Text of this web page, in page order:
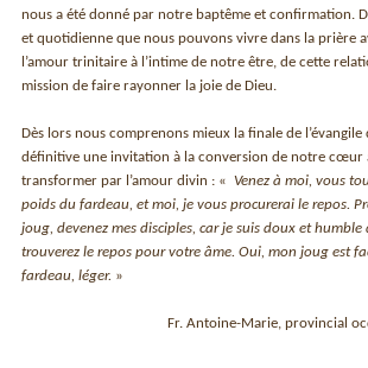
nous a été donné par notre baptême et confirmation.
et quotidienne que nous pouvons vivre dans la prière
l’amour trinitaire à l’intime de notre être, de cette
mission de faire rayonner la joie de Dieu.
Dès lors nous comprenons mieux la finale de
définitive une invitation à la conversion de notre cœur
transformer par l’amour divin : « Venez à moi, vous
poids du fardeau, et moi, je vous procurerai le repos.
joug, devenez mes disciples, car je suis doux et
trouverez le repos pour votre âme. Oui, mon joug est
fardeau, léger. »
Fr. Antoine-Marie, provincial